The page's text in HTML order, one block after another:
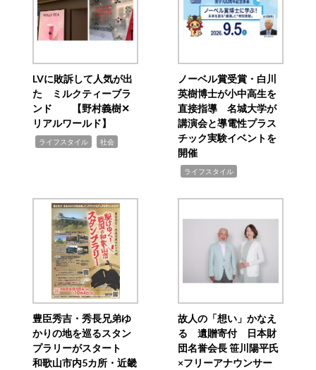
LVに敗訴して人気が出
た ミルクティーブラ
ンド 【野村義樹✕
リアルワールド】
ライフスタイル 社会
ノーベル賞受賞・白川
英樹博士が小中高生を
直接指導 名城大学が
講演会と導電性プラス
チック実験イベントを
開催
ライフスタイル
豊臣秀吉・秀長兄弟ゆ
かりの地を巡るスタン
プラリーがスタート
和歌山市内5カ所・近畿
故人の「想い」かなえ
る 遺贈寄付 日本財
団名誉会長 笹川陽平氏
×フリーアナウンサー